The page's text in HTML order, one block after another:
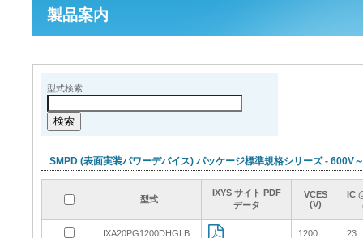
製品案内
型式検索
SMPD (表面実装パワーデバイス) パッケージ標準規格シリーズ - 600V
型式
IXYS サイト PDF
データ
VCES
(V)
IC
型式
IXYS サイト PDF
データ
VCES
(V)
IC
型式
IXYS サイト PDF
データ
VCES
(V)
IC
IXA20PG1200DHGLB 1200 23
型式
IXYS サイト PDF
データ
VCES
(V)
IC
IXA20PG1200DHGLB 1200 23